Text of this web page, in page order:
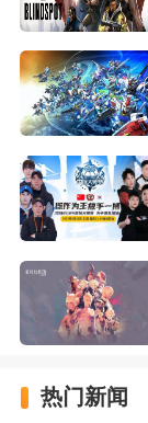
热门新闻